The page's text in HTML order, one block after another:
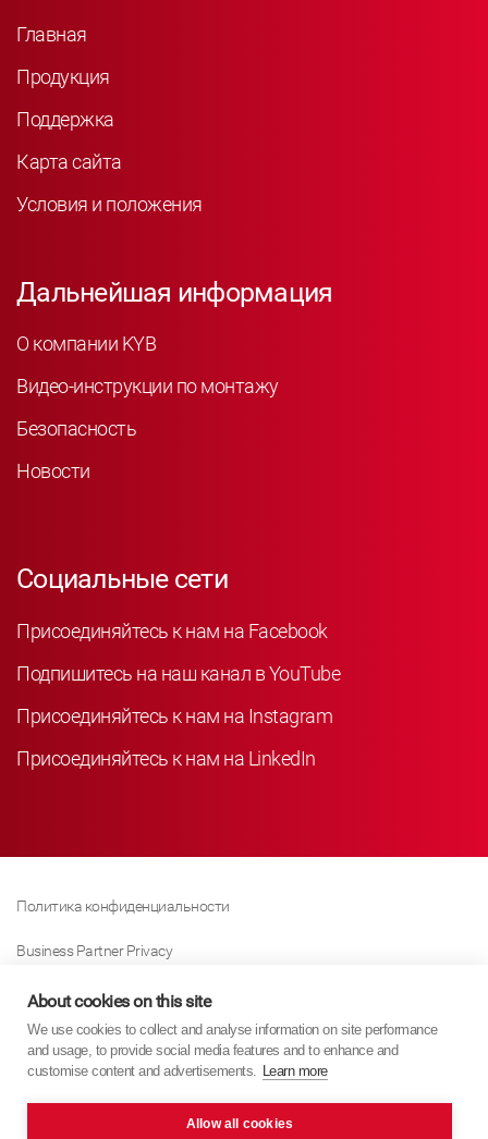
Главная
Продукция
Поддержка
Карта сайта
Условия и положения
Дальнейшая информация
О компании KYB
Видео-инструкции по монтажу
Безопасность
Новости
Социальные сети
Присоединяйтесь к нам на Facebook
Подпишитесь на наш канал в YouTube
Присоединяйтесь к нам на Instagram
Присоединяйтесь к нам на LinkedIn
Политика конфиденциальности
Business Partner Privacy
Политика Использования Файлов «куки»
Modern Slavery Act Policy
About cookies on this site
We use cookies to collect and analyse information on site performance
and usage, to provide social media features and to enhance and
customise content and advertisements. Learn more
Allow all cookies